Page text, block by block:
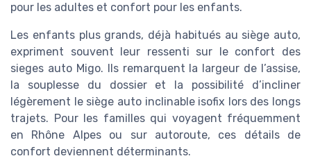
pour les adultes et confort pour les enfants.
Les enfants plus grands, déjà habitués au siège auto,
expriment souvent leur ressenti sur le confort des
sieges auto Migo. Ils remarquent la largeur de l’assise,
la souplesse du dossier et la possibilité d’incliner
légèrement le siège auto inclinable isofix lors des longs
trajets. Pour les familles qui voyagent fréquemment
en Rhône Alpes ou sur autoroute, ces détails de
confort deviennent déterminants.